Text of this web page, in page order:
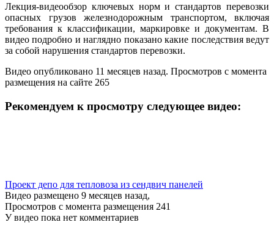
Лекция-видеообзор ключевых норм и стандартов перевозки
опасных грузов железнодорожным транспортом, включая
требования к классификации, маркировке и документам. В
видео подробно и наглядно показано какие последствия ведут
за собой нарушения стандартов перевозки.
Видео опубликовано 11 месяцев назад. Просмотров с момента
размещения на сайте 265
Рекомендуем к просмотру следующее видео:
Проект депо для тепловоза из сендвич панелей
Видео размещено 9 месяцев назад,
Просмотров с момента размещения 241
У видео пока нет комментариев